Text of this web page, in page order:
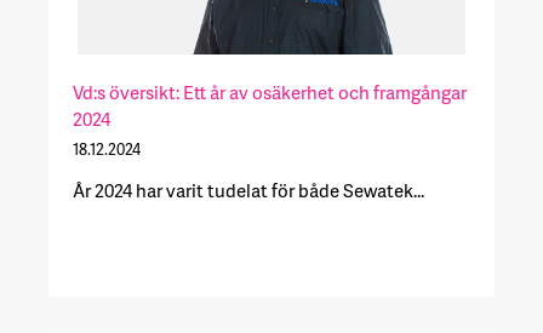
Vd:s översikt: Ett år av osäkerhet och framgångar
2024
18.12.2024
År 2024 har varit tudelat för både Sewatek...